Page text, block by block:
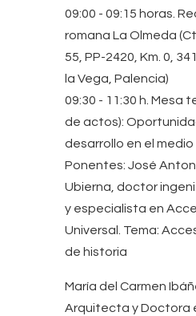
09:00 - 09:15 horas.
romana La Olmeda
55, PP-2420, Km. 0,
la Vega, Palencia)
09:30 - 11:30 h. Mesa
de actos):
desarrollo en el medio
Ponentes: José
Ubierna, doctor
y especialista en
Universal. Tema:
de historia
María del Carmen
Arquitecta y Doctora